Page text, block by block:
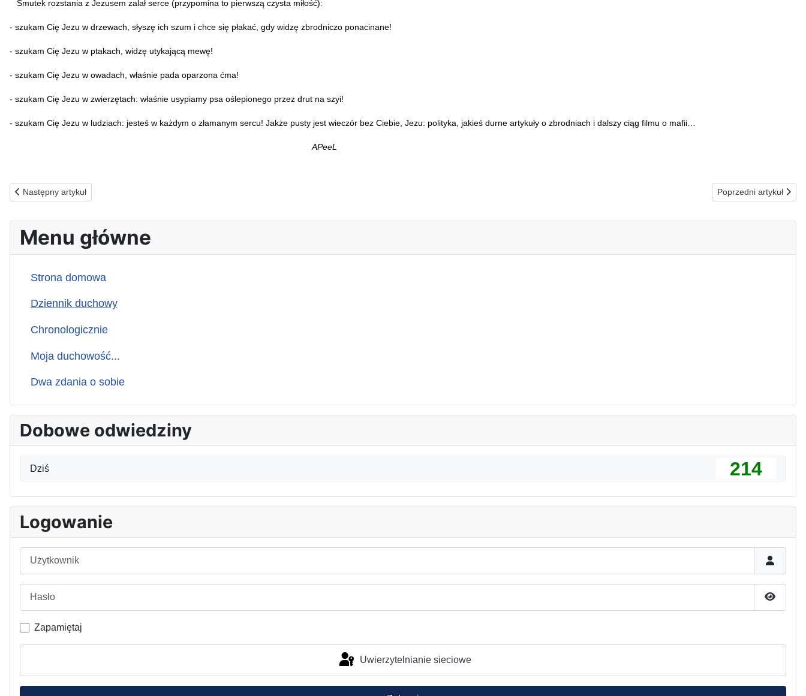
Smutek rozstania z Jezusem zalał serce (przypomina to pierwszą czysta miłość):
- szukam Cię Jezu w drzewach, słyszę ich szum i chce się płakać, gdy widzę zbrodniczo ponacinane!
- szukam Cię Jezu w ptakach, widzę utykającą mewę!
- szukam Cię Jezu w owadach, właśnie pada oparzona ćma!
- szukam Cię Jezu w zwierzętach: właśnie usypiamy psa oślepionego przez drut na szyi!
- szukam Cię Jezu w ludziach: jesteś w każdym o złamanym sercu! Jakże pusty jest wieczór bez Ciebie, Jezu: polityka, jakieś durne artykuły o zbrodniach i dalszy ciąg filmu o mafii…
APeeL
Poprzednia strona: 05.08.1990(n) ZA STAWIAJĄCYCH KRZYŻE...
Następny artykuł Następna strona:
Poprzedni artykuł
Menu główne
Strona domowa
Dziennik duchowy
Chronologicznie
Moja duchowość...
Dwa zdania o sobie
Dobowe odwiedziny
Dziś 214
Logowanie
Pokaż
Zapamiętaj
Uwierzytelnianie sieciowe